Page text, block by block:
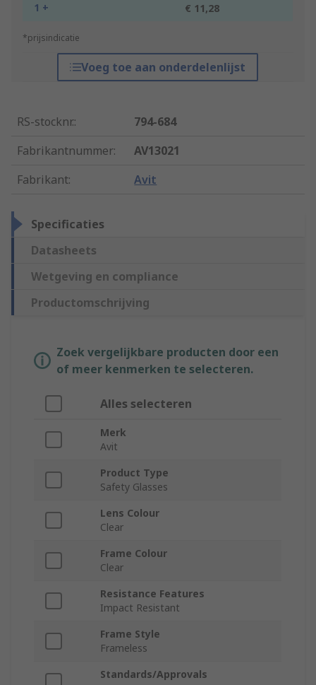
1 + € 11,28
*prijsindicatie
Voeg toe aan onderdelenlijst
RS-stocknr.:
794-684
Fabrikantnummer:
AV13021
Fabrikant: Avit
Specificaties
Datasheets
Wetgeving en compliance
Productomschrijving
Zoek vergelijkbare producten door een
of meer kenmerken te selecteren.
Alles selecteren
Merk
Avit
Product Type
Safety Glasses
Lens Colour
Clear
Frame Colour
Clear
Resistance Features
Impact Resistant
Frame Style
Frameless
Standards/Approvals